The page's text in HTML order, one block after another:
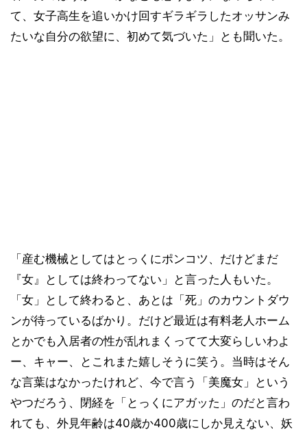
て、女子高生を追いかけ回すギラギラしたオッサンみ
たいな自分の欲望に、初めて気づいた」とも聞いた。
「産む機械としてはとっくにポンコツ、だけどまだ
『女』としては終わってない」と言った人もいた。
「女」として終わると、あとは「死」のカウントダウ
ンが待っているばかり。だけど最近は有料老人ホーム
とかでも入居者の性が乱れまくってて大変らしいわよ
ー、キャー、とこれまた嬉しそうに笑う。当時はそん
な言葉はなかったけれど、今で言う「美魔女」という
やつだろう、閉経を「とっくにアガッた」のだと言わ
れても、外見年齢は40歳か400歳にしか見えない、妖